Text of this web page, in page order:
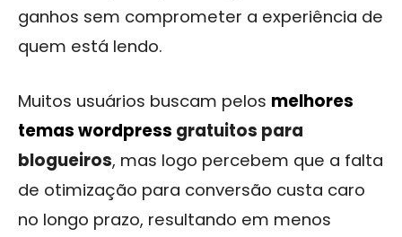
ganhos sem comprometer a experiência de
quem está lendo.
Muitos usuários buscam pelos melhores
temas wordpress gratuitos para
blogueiros, mas logo percebem que a falta
de otimização para conversão custa caro
no longo prazo, resultando em menos